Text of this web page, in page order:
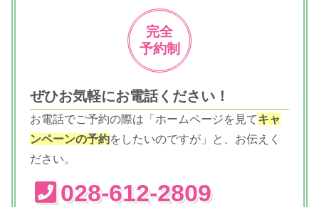
完全
予約制
ぜひお気軽にお電話ください！
お電話でご予約の際は「ホームページを見てキャ
ンペーンの予約をしたいのですが」と、お伝えく
ださい。
028-612-2809